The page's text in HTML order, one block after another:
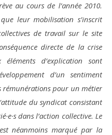
au cours de l’année 2010.
leur mobilisation s’inscrit
de travail sur le site
directe de la crise
d’explication sont
d’un sentiment
rémunérations pour un métier
du syndicat consistant
dans l’action collective. Le
néanmoins marqué par la